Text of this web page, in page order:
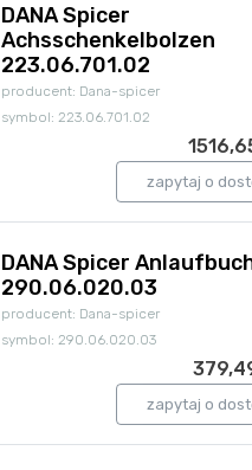
DANA Spicer
Achsschenkelbolzen
223.06.701.02
producent: Dana-spicer
symbol: 223.06.701.02
zapytaj o
DANA Spicer
290.06.020.03
producent: Dana-spicer
symbol: 290.06.020.03
zapytaj o